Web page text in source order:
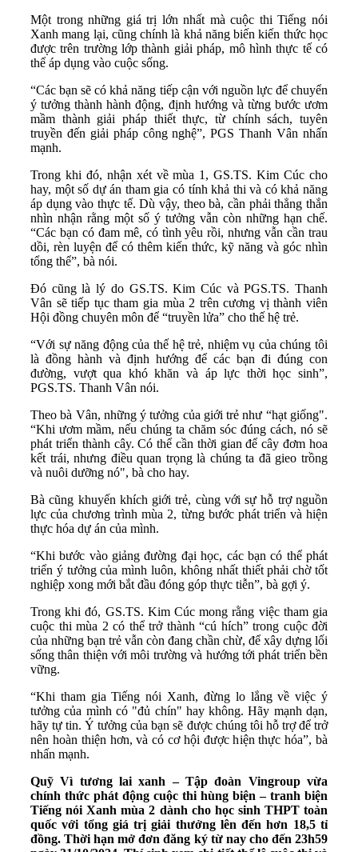
Một trong những giá trị lớn nhất mà cuộc thi Tiếng nói
Xanh mang lại, cũng chính là khả năng biến kiến thức học
được trên trường lớp thành giải pháp, mô hình thực tế có
thể áp dụng vào cuộc sống.
“Các bạn sẽ có khả năng tiếp cận với nguồn lực để chuyển
ý tưởng thành hành động, định hướng và từng bước ươm
mầm thành giải pháp thiết thực, từ chính sách, tuyên
truyền đến giải pháp công nghệ”, PGS Thanh Vân nhấn
mạnh.
Trong khi đó, nhận xét về mùa 1, GS.TS. Kim Cúc cho
hay, một số dự án tham gia có tính khả thi và có khả năng
áp dụng vào thực tế. Dù vậy, theo bà, cần phải thẳng thắn
nhìn nhận rằng một số ý tưởng vẫn còn những hạn chế.
“Các bạn có đam mê, có tình yêu rồi, nhưng vẫn cần trau
dồi, rèn luyện để có thêm kiến thức, kỹ năng và góc nhìn
tổng thể”, bà nói.
Đó cũng là lý do GS.TS. Kim Cúc và PGS.TS. Thanh
Vân sẽ tiếp tục tham gia mùa 2 trên cương vị thành viên
Hội đồng chuyên môn để “truyền lửa” cho thế hệ trẻ.
“Với sự năng động của thế hệ trẻ, nhiệm vụ của chúng tôi
là đồng hành và định hướng để các bạn đi đúng con
đường, vượt qua khó khăn và áp lực thời học sinh”,
PGS.TS. Thanh Vân nói.
Theo bà Vân, những ý tưởng của giới trẻ như “hạt giống".
“Khi ươm mầm, nếu chúng ta chăm sóc đúng cách, nó sẽ
phát triển thành cây. Có thể cần thời gian để cây đơm hoa
kết trái, nhưng điều quan trọng là chúng ta đã gieo trồng
và nuôi dưỡng nó", bà cho hay.
Bà cũng khuyến khích giới trẻ, cùng với sự hỗ trợ nguồn
lực của chương trình mùa 2, từng bước phát triển và hiện
thực hóa dự án của mình.
“Khi bước vào giảng đường đại học, các bạn có thể phát
triển ý tưởng của mình luôn, không nhất thiết phải chờ tốt
nghiệp xong mới bắt đầu đóng góp thực tiễn”, bà gợi ý.
Trong khi đó, GS.TS. Kim Cúc mong rằng việc tham gia
cuộc thi mùa 2 có thể trở thành “cú hích” trong cuộc đời
của những bạn trẻ vẫn còn đang chần chừ, để xây dựng lối
sống thân thiện với môi trường và hướng tới phát triển bền
vững.
“Khi tham gia Tiếng nói Xanh, đừng lo lắng về việc ý
tưởng của mình có "đủ chín" hay không. Hãy mạnh dạn,
hãy tự tin. Ý tưởng của bạn sẽ được chúng tôi hỗ trợ để trở
nên hoàn thiện hơn, và có cơ hội được hiện thực hóa”, bà
nhấn mạnh.
Quỹ Vì tương lai xanh – Tập đoàn Vingroup vừa
chính thức phát động cuộc thi hùng biện – tranh biện
Tiếng nói Xanh mùa 2 dành cho học sinh THPT toàn
quốc với tổng giá trị giải thưởng lên đến hơn 18,5 tỉ
đồng. Thời hạn mở đơn đăng ký từ nay cho đến 23h59